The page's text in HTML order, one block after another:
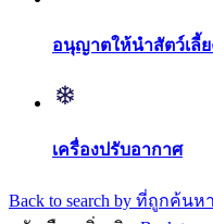
อนุญาตให้นำสัตว์เลี้ย
เครื่องปรับอากาศ
Back to search by ที่ถูกค้น